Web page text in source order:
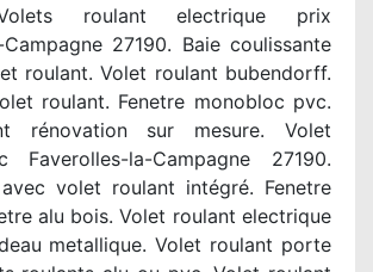
roulant electrique prix
27190. Baie coulissante
roulant. Volet roulant bubendorff.
roulant. Fenetre monobloc pvc.
rénovation sur mesure. Volet
Faverolles-la-Campagne 27190.
volet roulant intégré. Fenetre
alu bois. Volet roulant electrique
metallique. Volet roulant porte